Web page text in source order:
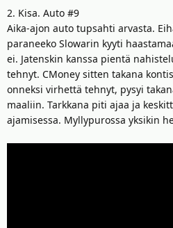
2. Kisa. Auto #9
Aika-ajon auto tupsahti arvasta.
paraneeko Slowarin kyyti
ei. Jatenskin kanssa pientä
tehnyt. CMoney sitten takana
onneksi virhettä tehnyt, pysyi
maaliin. Tarkkana piti ajaa ja
ajamisessa. Myllypurossa yksikin